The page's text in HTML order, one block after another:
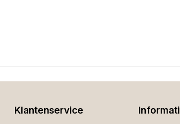
Klantenservice